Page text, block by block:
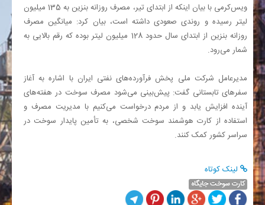
ویس‌کرمی با بیان اینکه از ابتدای تیر، مصرف روزانه بنزین به 135 میلیون
لیتر رسیده و روندی صعودی داشته است، بیان کرد: میانگین مصرف
روزانه بنزین از ابتدای سال حدود 128 میلیون لیتر بوده که رقم بالایی به
شمار می‌رود.
مدیرعامل شرکت ملی پخش فرآورده‌های نفتی ایران با اشاره به آغاز
سفرهای تابستانی گفت: پیش‌بینی می‌شود مصرف سوخت در هفته‌های
آینده افزایش یابد و از مردم درخواست می‌کنیم با مدیریت مصرف و
استفاده از کارت هوشمند سوخت شخصی، به تأمین پایدار سوخت در
سراسر کشور کمک کنند.
لینک کوتاه
کارت سوخت جایگاه